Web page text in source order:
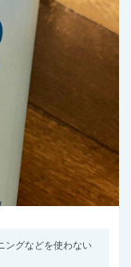
ングなどを使わない